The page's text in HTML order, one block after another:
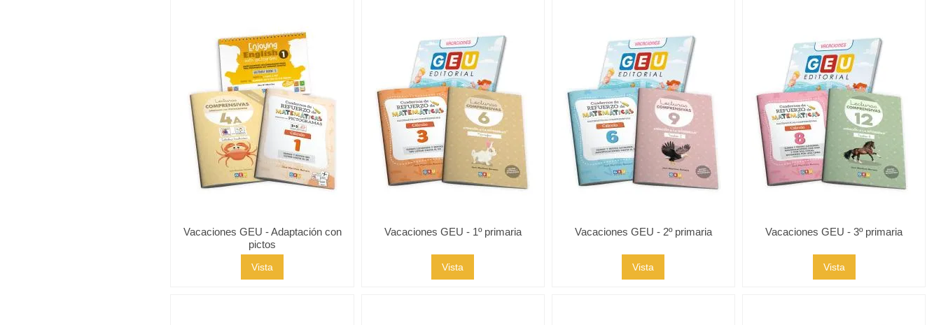
Vacaciones GEU - Adaptación con
pictos
Vista
Vacaciones GEU - 1º primaria
Vista
Vacaciones GEU - 2º primaria
Vista
Vacaciones GEU - 3º primaria
Vista